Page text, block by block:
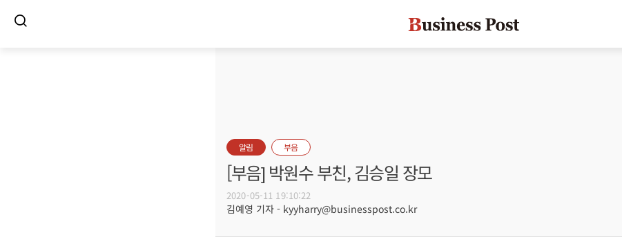
알림 부음
[부음] 박원수 부친, 김승일 장모
2020-05-11 19:10:22
김예영 기자 - kyyharry@businesspost.co.kr